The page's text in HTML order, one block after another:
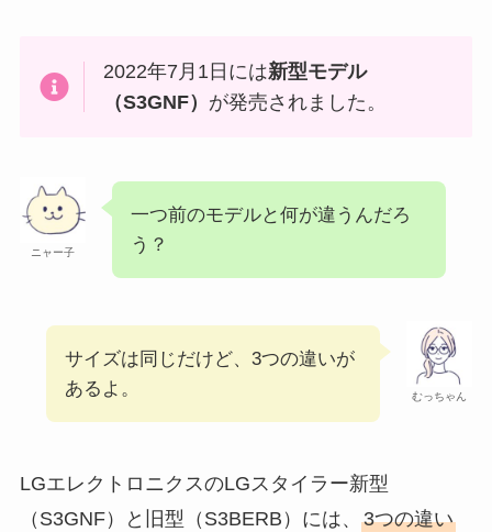
2022年7月1日には新型モデル
（S3GNF） が発売されました。
ニャー子
一つ前のモデルと何が違うんだろ
う？
むっちゃん
サイズは同じだけど、3つの違いが
あるよ。
LGエレクトロニクスのLGスタイラー新型
（S3GNF）と旧型（S3BERB）には、 3つの違い